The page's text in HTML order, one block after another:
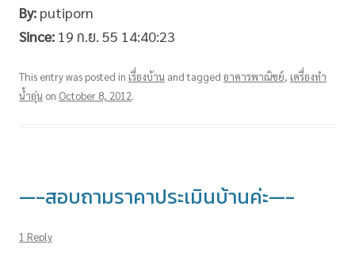
By: putiporn
Since: 19 ก.ย. 55 14:40:23
This entry was posted in เรื่องบ้าน and tagged อาคารพาณิชย์, เครื่องทำ
น้ำอุ่น on October 8, 2012.
—-สอบถามราคาประเมินบ้านค่ะ—-
1 Reply